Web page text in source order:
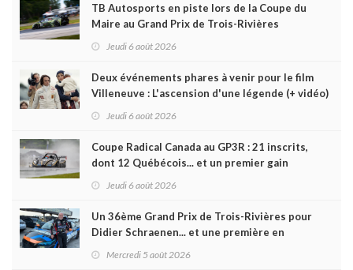
TB Autosports en piste lors de la Coupe du
Maire au Grand Prix de Trois-Rivières
Jeudi 6 août 2026
Deux événements phares à venir pour le film
Villeneuve : L'ascension d'une légende (+ vidéo)
Jeudi 6 août 2026
Coupe Radical Canada au GP3R : 21 inscrits,
dont 12 Québécois... et un premier gain
Jeudi 6 août 2026
Un 36ème Grand Prix de Trois-Rivières pour
Didier Schraenen... et une première en
Mercredi 5 août 2026